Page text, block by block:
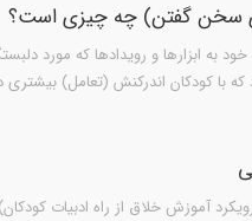
سخن گفتن) چه چیزی است؟
خود به ابزارها و رویدادها که مورد
با کودکان اندرکنش (تعامل) بیشتری
آموزش خلاق از راه ادبیات